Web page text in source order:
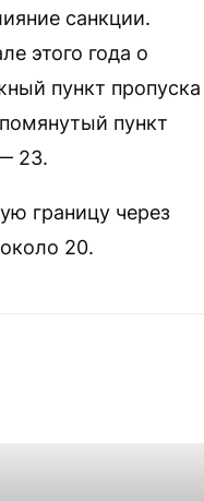
санкции.
этого года о
пункт пропуска
пункт
23.
границу через
20.